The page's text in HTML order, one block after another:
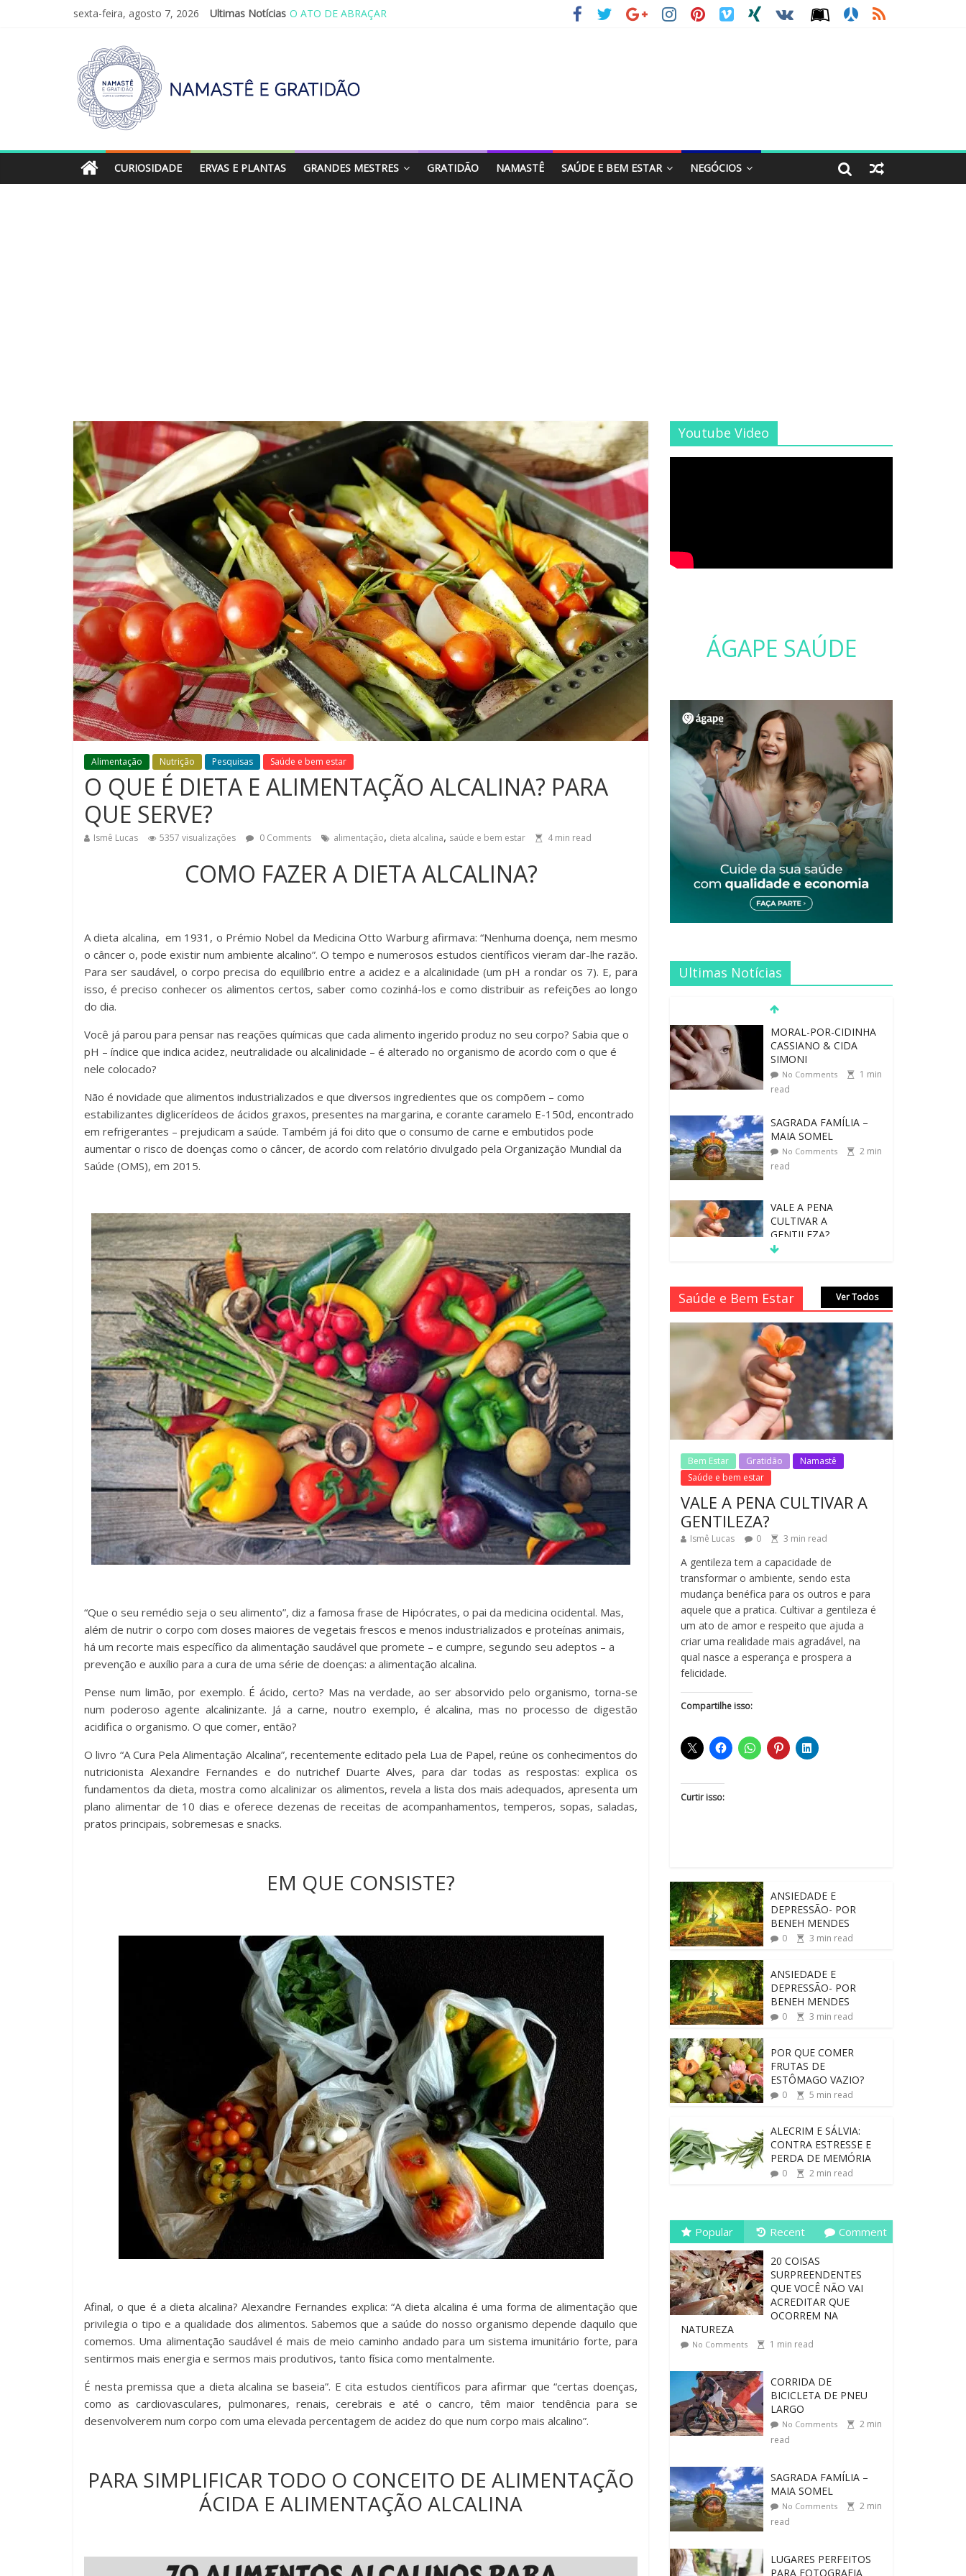
sexta-feira, agosto 7, 2026 Ultimas Notícias O ATO DE ABRAÇAR
CURIOSIDADE ERVAS E PLANTAS GRANDES MESTRES GRATIDÃO NAMASTÊ SAÚDE E BEM ESTAR NEGÓCIOS
Alimentação Nutrição Pesquisas Saúde e bem estar
O QUE É DIETA E ALIMENTAÇÃO ALCALINA? PARA
QUE SERVE?
Ismê Lucas 5357 visualizações 0 Comments alimentação, dieta alcalina, saúde e bem estar 4min read
COMO FAZER A DIETA ALCALINA?
A dieta alcalina, em 1931, o Prémio Nobel da Medicina Otto Warburg afirmava: “Nenhuma doença, nem mesmo
o câncer o, pode existir num ambiente alcalino”. O tempo e numerosos estudos científicos vieram dar-lhe razão.
Para ser saudável, o corpo precisa do equilíbrio entre a acidez e a alcalinidade (um pH a rondar os 7). E, para
isso, é preciso conhecer os alimentos certos, saber como cozinhá-los e como distribuir as refeições ao longo
do dia.
Você já parou para pensar nas reações químicas que cada alimento ingerido produz no seu corpo? Sabia que o
pH – índice que indica acidez, neutralidade ou alcalinidade – é alterado no organismo de acordo com o que é
nele colocado?
Não é novidade que alimentos industrializados e que diversos ingredientes que os compõem – como
estabilizantes diglicerídeos de ácidos graxos, presentes na margarina, e corante caramelo E-150d, encontrado
em refrigerantes – prejudicam a saúde. Também já foi dito que o consumo de carne e embutidos pode
aumentar o risco de doenças como o câncer, de acordo com relatório divulgado pela Organização Mundial da
Saúde (OMS), em 2015.
“Que o seu remédio seja o seu alimento”, diz a famosa frase de Hipócrates, o pai da medicina ocidental. Mas,
além de nutrir o corpo com doses maiores de vegetais frescos e menos industrializados e proteínas animais,
há um recorte mais específico da alimentação saudável que promete – e cumpre, segundo seu adeptos – a
prevenção e auxílio para a cura de uma série de doenças: a alimentação alcalina.
Pense num limão, por exemplo. É ácido, certo? Mas na verdade, ao ser absorvido pelo organismo, torna-se
num poderoso agente alcalinizante. Já a carne, noutro exemplo, é alcalina, mas no processo de digestão
acidifica o organismo. O que comer, então?
O livro “A Cura Pela Alimentação Alcalina”, recentemente editado pela Lua de Papel, reúne os conhecimentos do
nutricionista Alexandre Fernandes e do nutrichef Duarte Alves, para dar todas as respostas: explica os
fundamentos da dieta, mostra como alcalinizar os alimentos, revela a lista dos mais adequados, apresenta um
plano alimentar de 10 dias e oferece dezenas de receitas de acompanhamentos, temperos, sopas, saladas,
pratos principais, sobremesas e snacks.
EM QUE CONSISTE?
Afinal, o que é a dieta alcalina? Alexandre Fernandes explica: “A dieta alcalina é uma forma de alimentação que
privilegia o tipo e a qualidade dos alimentos. Sabemos que a saúde do nosso organismo depende daquilo que
comemos. Uma alimentação saudável é mais de meio caminho andado para um sistema imunitário forte, para
sentirmos mais energia e sermos mais produtivos, tanto física como mentalmente.
É nesta premissa que a dieta alcalina se baseia”. E cita estudos científicos para afirmar que “certas doenças,
como as cardiovasculares, pulmonares, renais, cerebrais e até o cancro, têm maior tendência para se
desenvolverem num corpo com uma elevada percentagem de acidez do que num corpo mais alcalino”.
PARA SIMPLIFICAR TODO O CONCEITO DE ALIMENTAÇÃO
ÁCIDA E ALIMENTAÇÃO ALCALINA
Youtube Video
ÁGAPE SAÚDE
Ultimas Notícias
SAGRADA FAMÍLIA –
MAIA SOMEL
No Comments
read
VALE A PENA
CULTIVAR A
GENTILEZA?
REINVENTANDO A
VIDA AOS 70 ANOS
No Comments
read
LEI DO RETORNO
No Comments 1min
read
O ATO DE ABRAÇAR
No Comments 1 min
read
MORAL-POR-CIDINHA
CASSIANO & CIDA
SIMONI
No Comments 1min
Saúde e Bem Estar Ver Todos
Bem Estar Gratidão
Namastê
Saúde e bem estar
VALE A PENA CULTIVAR A
GENTILEZA?
Ismê Lucas 0 3 min read
A gentileza tem a capacidade de
transformar o ambiente, sendo esta
mudança benéfica para os outros e para
aquele que a pratica. Cultivar a gentileza é
um ato de amor e respeito que ajuda a
criar uma realidade mais agradável, na
qual nasce a esperança e prospera a
felicidade.
Compartilhe isso:
Curtir isso:
ANSIEDADE E
DEPRESSÃO- POR
BENEH MENDES
0 3 min read
ANSIEDADE E
DEPRESSÃO- POR
BENEH MENDES
0 3 min read
POR QUE COMER
FRUTAS DE
ESTÔMAGO VAZIO?
0 5 min read
ALECRIM E SÁLVIA:
CONTRA ESTRESSE E
PERDA DE MEMÓRIA
0 2 min read
Popular Recent Comment
20 COISAS
SURPREENDENTES
QUE VOCÊ NÃO VAI
ACREDITAR QUE
OCORREM NA
NATUREZA
No Comments 1 min read
CORRIDA DE
BICICLETA DE PNEU
LARGO
No Comments 2 min
read
SAGRADA FAMÍLIA –
MAIA SOMEL
No Comments 2 min
read
LUGARES PERFEITOS
PARA FOTOGRAFIA